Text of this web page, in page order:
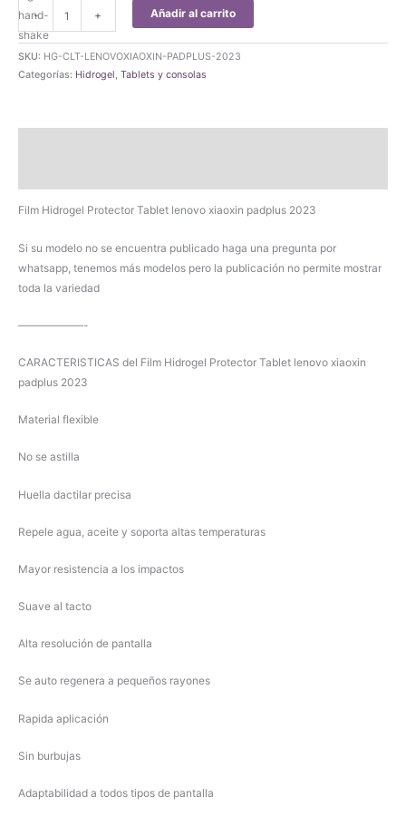
-
Film
Hidrogel
Protector
Tablet
padplus
+ Añadir al carrito
SKU: HG-CLT-LENOVOXIAOXIN-PADPLUS-2023
Categorías: Hidrogel , Tablets y consolas
Film Hidrogel Protector Tablet lenovo xiaoxin padplus 2023
Si su modelo no se encuentra publicado haga una pregunta por
whatsapp, tenemos más modelos pero la publicación no permite mostrar
toda la variedad
——————-
CARACTERISTICAS del Film Hidrogel Protector Tablet lenovo xiaoxin
padplus 2023
Material flexible
No se astilla
Huella dactilar precisa
Repele agua, aceite y soporta altas temperaturas
Mayor resistencia a los impactos
Suave al tacto
Alta resolución de pantalla
Se auto regenera a pequeños rayones
Rapida aplicación
Sin burbujas
Adaptabilidad a todos tipos de pantalla